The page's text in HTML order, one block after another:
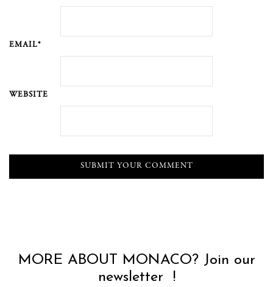
EMAIL*
WEBSITE
MORE ABOUT MONACO? Join our
newsletter !